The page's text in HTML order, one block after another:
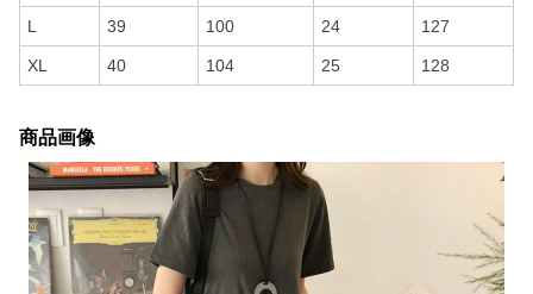
L 39 100 24 127
XL 40 104 25 128
商品画像